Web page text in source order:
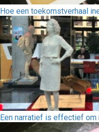
Hoe een toekomstverhaal
Een narratief is effectief